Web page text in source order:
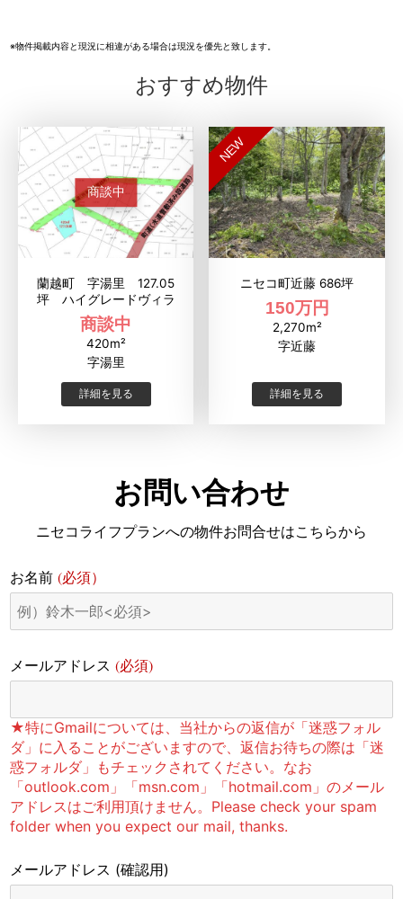
※物件掲載内容と現況に相違がある場合は現況を優先と致します。
おすすめ物件
商談中
蘭越町 字湯里 127.05
坪 ハイグレードヴィラ
商談中
420m²
字湯里
詳細を見る
NEW
ニセコ町近藤 686坪
150万円
2,270m²
字近藤
詳細を見る
お問い合わせ
ニセコライフプランへの物件お問合せはこちらから
お名前(必須）
メールアドレス(必須)
★特にGmailについては、当社からの返信が「迷惑フォル
ダ」に入ることがございますので、返信お待ちの際は「迷
惑フォルダ」もチェックされてください。なお
「outlook.com」「msn.com」「hotmail.com」のメール
アドレスはご利用頂けません。Please check your spam
folder when you expect our mail, thanks.
メールアドレス (確認用)